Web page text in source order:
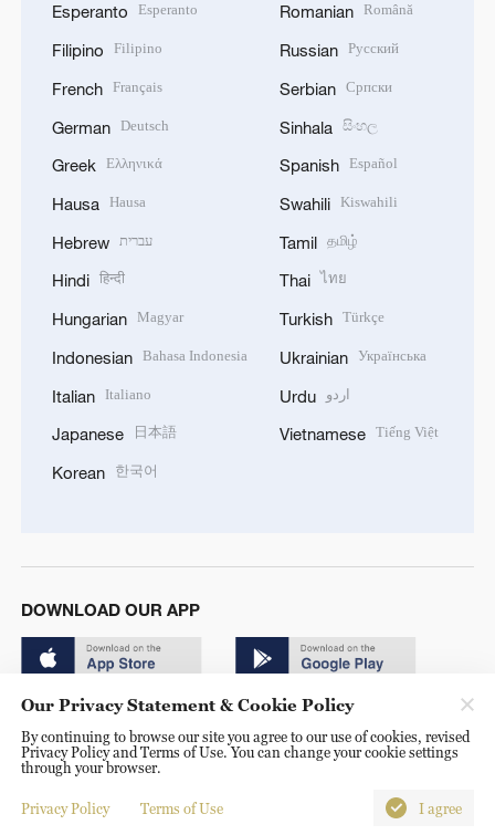
Esperanto Esperanto
Filipino Filipino
French Français
German Deutsch
Greek Ελληνικά
Hausa Hausa
Hebrew עברית
Hindi हिन्दी
Hungarian Magyar
Indonesian Bahasa Indonesia
Italian Italiano
Japanese 日本語
Korean 한국어
Romanian Română
Russian Русский
Serbian Српски
Sinhala සිංහල
Spanish Español
Swahili Kiswahili
Tamil தமிழ்
Thai ไทย
Turkish Türkçe
Ukrainian Українська
Urdu اردو
Vietnamese Tiếng Việt
DOWNLOAD OUR APP
© China Radio International.CRI. All Rights Reserved. 16A
Shijingshan Road, Beijing, China. 100040
Our Privacy Statement & Cookie Policy
By continuing to browse our site you agree to our use of cookies, revised
Privacy Policy and Terms of Use. You can change your cookie settings
through your browser.
Privacy Policy Terms of Use I agree